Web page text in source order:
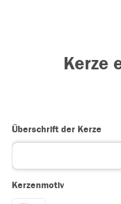
Kerze
Überschrift der Kerze
Kerzenmotiv